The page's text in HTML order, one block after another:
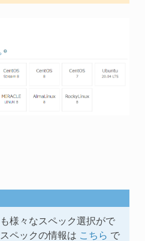
様々なスペック選択がで
ペックの情報は こちら で